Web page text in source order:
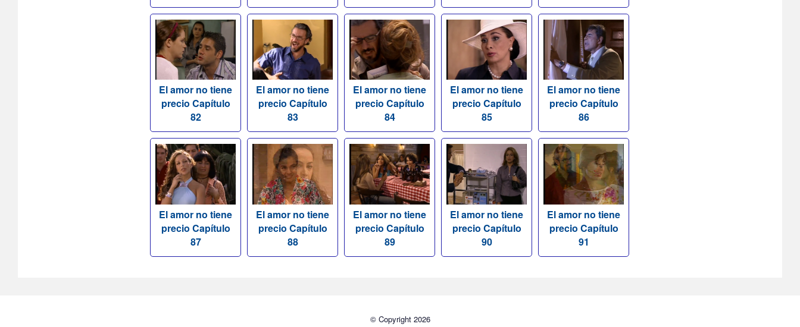
El amor no tiene
precio Capítulo
82
El amor no tiene
precio Capítulo
83
El amor no tiene
precio Capítulo
84
El amor no tiene
precio Capítulo
85
El amor no tiene
precio Capítulo
86
El amor no tiene
precio Capítulo
87
El amor no tiene
precio Capítulo
88
El amor no tiene
precio Capítulo
89
El amor no tiene
precio Capítulo
90
El amor no tiene
precio Capítulo
91
© Copyright 2026